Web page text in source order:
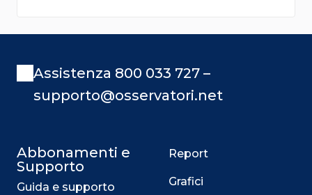
Assistenza 800 033 727 –
supporto@osservatori.net
Abbonamenti e
Supporto
Guida e supporto
Report
Grafici